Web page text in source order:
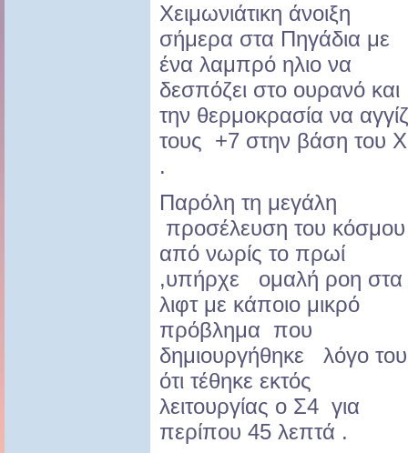
Χειμωνιάτικη άνοιξη
σήμερα στα Πηγάδια με
ένα λαμπρό ηλιο να
δεσπόζει στο ουρανό και
την θερμοκρασία να
τους +7 στην βάση του
.
Παρόλη τη μεγάλη
προσέλευση του κόσμου
από νωρίς το πρωί
,υπήρχε ομαλή ροη στα
λιφτ με κάποιο μικρό
πρόβλημα που
δημιουργήθηκε λόγο του
ότι τέθηκε εκτός
λειτουργίας ο Σ4 για
περίπου 45 λεπτά .